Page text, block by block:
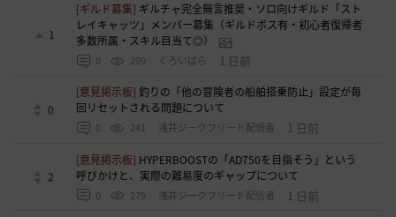
1
[ギルド募集] ギルチャ完全無言推奨・ソロ向けギルド「スト
レイキャッツ」メンバー募集（ギルドボス有・初心者復帰者
多数所属・スキル目当て◎）
0 299 くろいばら 1 日前
0
[意見掲示板]釣りの「他の冒険者の船舶搭乗防止」設定が毎
回リセットされる問題について
0 241 浅井ジークフリード配信者 1 日前
2
[意見掲示板] HYPERBOOSTの「AD750を目指そう」という
呼びかけと、実際の難易度のギャップについて
0 279 浅井ジークフリード配信者 1 日前